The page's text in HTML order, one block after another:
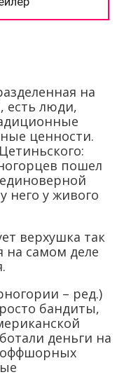
на
есть люди,
ценности.
пошел
него у живого
верхушка так
на самом деле
– ред.)
бандиты,
деньги на
оффшорных